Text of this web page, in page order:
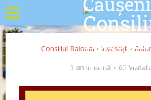
Consiliul Raional • Investiții •
1 an în urmă
63